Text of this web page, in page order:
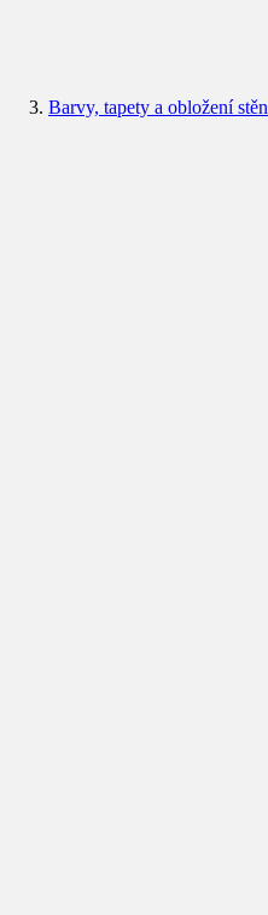
Barvy, tapety a obložení stěn